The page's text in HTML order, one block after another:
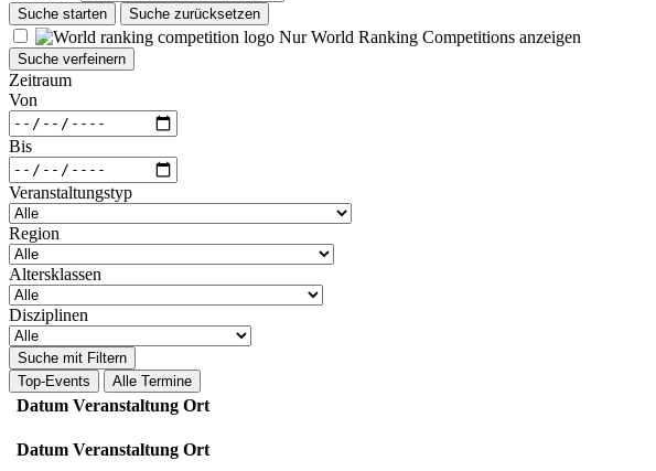
Suche starten Suche zurücksetzen
Nur World Ranking Competitions anzeigen
Suche verfeinern
Zeitraum
Von
Bis
Veranstaltungstyp
Region
Altersklassen
Disziplinen
Suche mit Filtern
Top-Events
Alle Termine
Datum Veranstaltung Ort
Datum Veranstaltung Ort